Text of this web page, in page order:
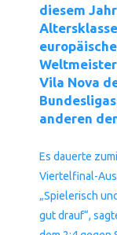
diesem
Vila Nova
anderen
Es dauerte
Viertelfinal-
„Spielerisch
gut drauf“,